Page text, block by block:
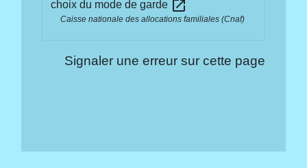
choix du mode de garde open_in_new
Caisse nationale des allocations familiales (Cnaf)
Signaler une erreur sur cette page